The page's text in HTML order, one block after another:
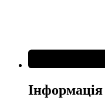
Інформація